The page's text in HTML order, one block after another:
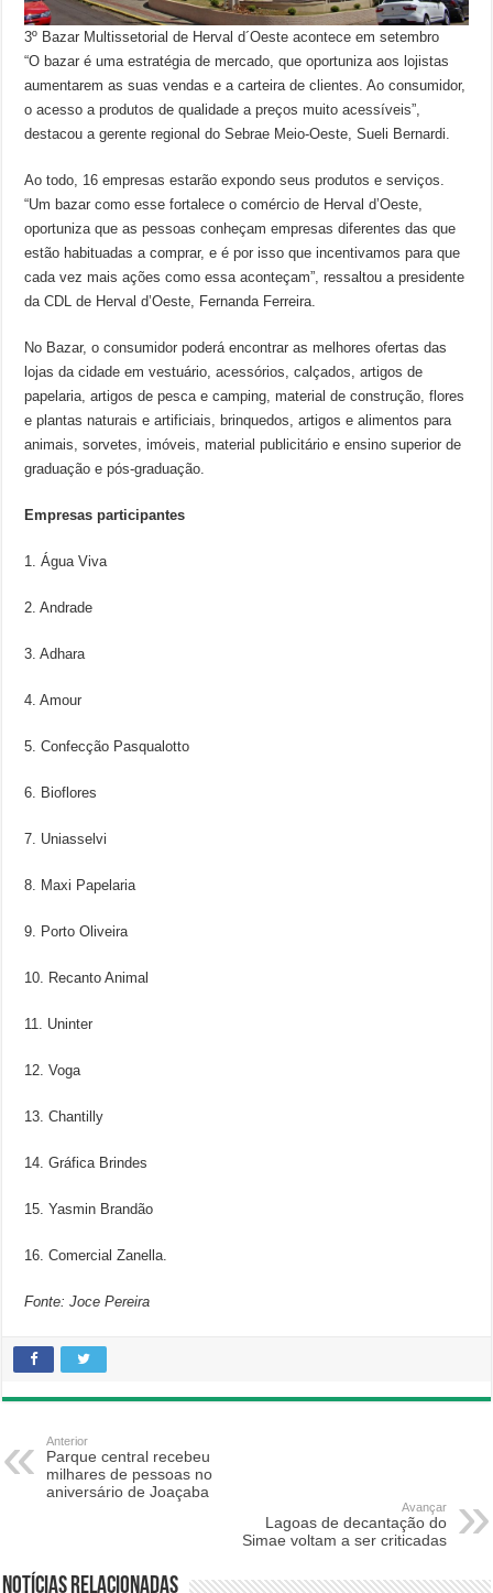
3º Bazar Multissetorial de Herval d´Oeste acontece em setembro
“O bazar é uma estratégia de mercado, que oportuniza aos lojistas
aumentarem as suas vendas e a carteira de clientes. Ao consumidor,
o acesso a produtos de qualidade a preços muito acessíveis”,
destacou a gerente regional do Sebrae Meio-Oeste, Sueli Bernardi.
Ao todo, 16 empresas estarão expondo seus produtos e serviços.
“Um bazar como esse fortalece o comércio de Herval d’Oeste,
oportuniza que as pessoas conheçam empresas diferentes das que
estão habituadas a comprar, e é por isso que incentivamos para que
cada vez mais ações como essa aconteçam”, ressaltou a presidente
da CDL de Herval d’Oeste, Fernanda Ferreira.
No Bazar, o consumidor poderá encontrar as melhores ofertas das
lojas da cidade em vestuário, acessórios, calçados, artigos de
papelaria, artigos de pesca e camping, material de construção, flores
e plantas naturais e artificiais, brinquedos, artigos e alimentos para
animais, sorvetes, imóveis, material publicitário e ensino superior de
graduação e pós-graduação.
Empresas participantes
1. Água Viva
2. Andrade
3. Adhara
4. Amour
5. Confecção Pasqualotto
6. Bioflores
7. Uniasselvi
8. Maxi Papelaria
9. Porto Oliveira
10. Recanto Animal
11. Uninter
12. Voga
13. Chantilly
14. Gráfica Brindes
15. Yasmin Brandão
16. Comercial Zanella.
Fonte: Joce Pereira
Anterior
Parque central recebeu
milhares de pessoas no
aniversário de Joaçaba
Avançar
Lagoas de decantação do
Simae voltam a ser criticadas
Notícias relacionadas